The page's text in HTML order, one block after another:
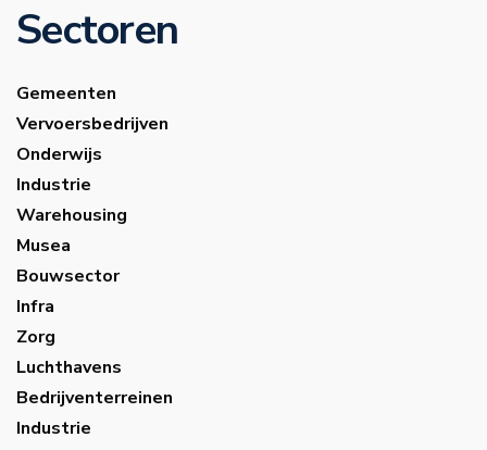
Sectoren
Gemeenten
Vervoersbedrijven
Onderwijs
Industrie
Warehousing
Musea
Bouwsector
Infra
Zorg
Luchthavens
Bedrijventerreinen
Industrie